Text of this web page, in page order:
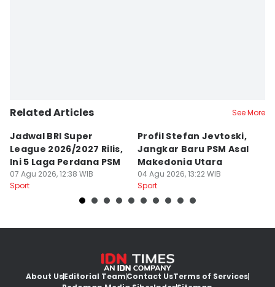
Related Articles See More
Jadwal BRI Super
League 2026/2027 Rilis,
Ini 5 Laga Perdana PSM
07 Agu 2026, 12:38 WIB
Sport
Profil Stefan Jevtoski,
Jangkar Baru PSM Asal
Makedonia Utara
04 Agu 2026, 13:22 WIB
Sport
About UsEditorial TeamContact UsTerms of Services